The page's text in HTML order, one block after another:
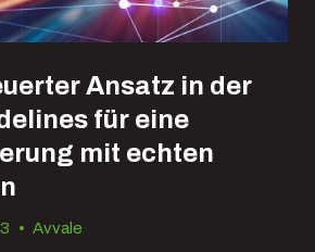
Ansatz in der
für eine
mit echten
• Avvale